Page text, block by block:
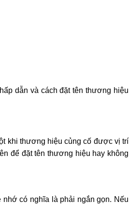
dẫn và cách đặt tên thương hiệu
khi thương hiệu củng cố được vị trí
để đặt tên thương hiệu hay không
có nghĩa là phải ngắn gọn. Nếu